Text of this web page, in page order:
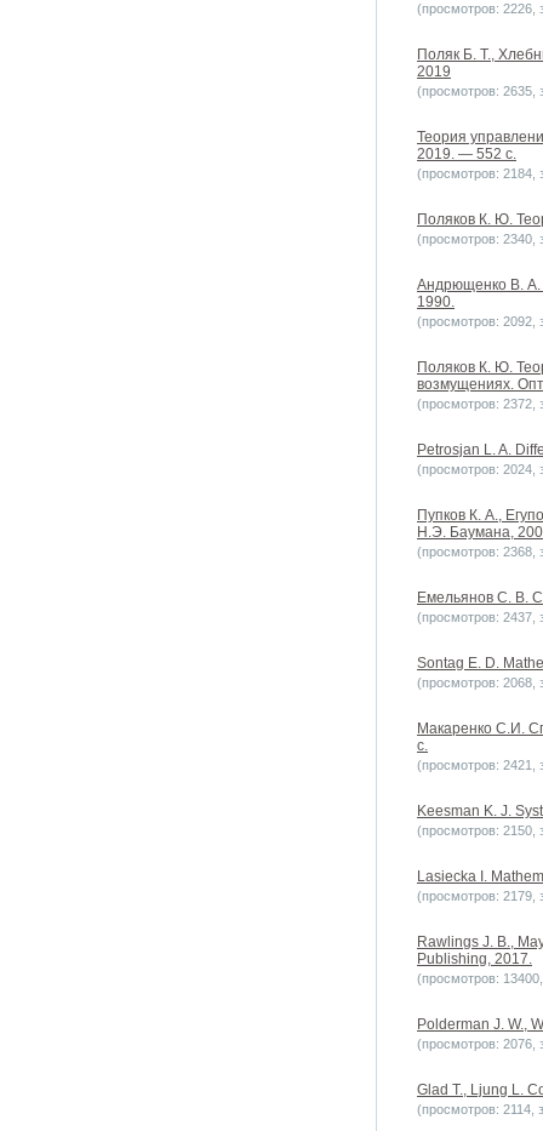
(просмотров: 2226,
Поляк Б. Т.,
2019
(просмотров: 2635,
Теория
2019. — 552 с.
(просмотров: 2184,
Поляков К. Ю.
(просмотров: 2340,
Андрющенко В. А.
1990.
(просмотров: 2092,
Поляков К. Ю.
возмущениях.
(просмотров: 2372,
Petrosjan L. A.
(просмотров: 2024,
Пупков К. А.,
Н.Э. Баумана,
(просмотров: 2368,
Емельянов С. В.
(просмотров: 2437,
Sontag E. D.
(просмотров: 2068,
Макаренко С.И.
с.
(просмотров: 2421,
Keesman K. J.
(просмотров: 2150,
Lasiecka I.
(просмотров: 2179,
Rawlings J. B.,
Publishing, 2017.
(просмотров:
Polderman J. W.,
(просмотров: 2076,
Glad T., Ljung L.
(просмотров: 2114,